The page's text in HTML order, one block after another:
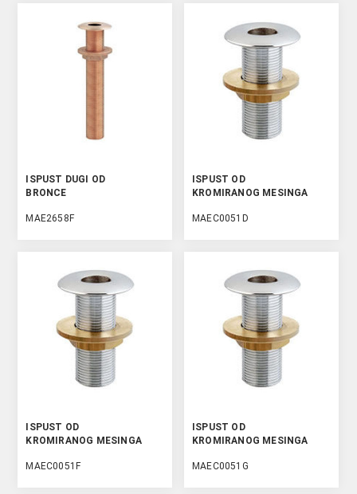
ISPUST DUGI OD
BRONCE
MAE2658F
ISPUST OD
KROMIRANOG MESINGA
MAEC0051D
ISPUST OD
KROMIRANOG MESINGA
MAEC0051F
ISPUST OD
KROMIRANOG MESINGA
MAEC0051G